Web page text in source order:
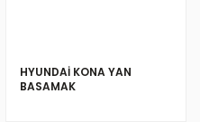
HYUNDAİ KONA YAN
BASAMAK